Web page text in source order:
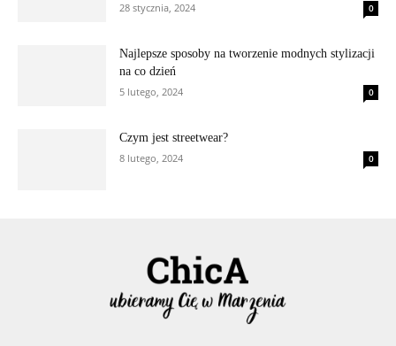
28 stycznia, 2024
0
Najlepsze sposoby na tworzenie modnych stylizacji
na co dzień
5 lutego, 2024
0
Czym jest streetwear?
8 lutego, 2024
0